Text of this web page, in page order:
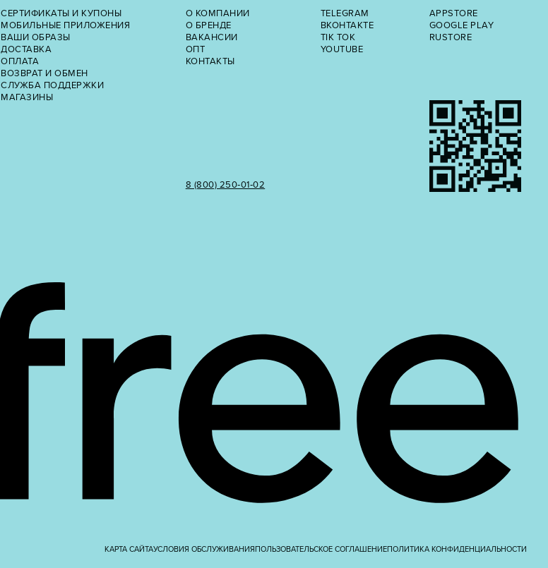
СЕРТИФИКАТЫ И КУПОНЫ
МОБИЛЬНЫЕ ПРИЛОЖЕНИЯ
ВАШИ ОБРАЗЫ
ДОСТАВКА
ОПЛАТА
ВОЗВРАТ И ОБМЕН
СЛУЖБА ПОДДЕРЖКИ
МАГАЗИНЫ
О КОМПАНИИ
О БРЕНДЕ
ВАКАНСИИ
ОПТ
КОНТАКТЫ
8 (800) 250‑01‑02
TELEGRAM
ВКОНТАКТЕ
TIK TOK
YOUTUBE
APPSTORE
GOOGLE PLAY
RUSTORE
КАРТА САЙТАУСЛОВИЯ ОБСЛУЖИВАНИЯПОЛЬЗОВАТЕЛЬСКОЕ СОГЛАШЕНИЕПОЛИТИКА КОНФИДЕНЦИАЛЬНОСТИ